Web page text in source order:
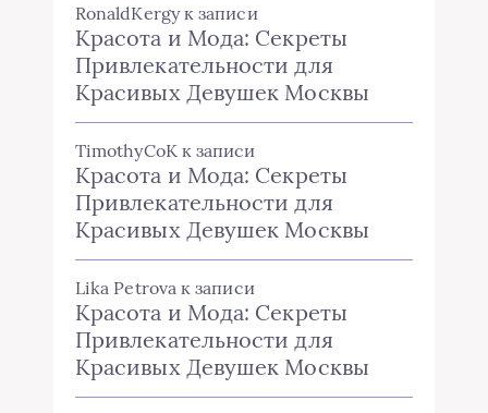
RonaldKergyк записи
Красота и Мода: Секреты
Привлекательности для
Красивых Девушек Москвы
TimothyCoKк записи
Красота и Мода: Секреты
Привлекательности для
Красивых Девушек Москвы
Lika Petrovaк записи
Красота и Мода: Секреты
Привлекательности для
Красивых Девушек Москвы